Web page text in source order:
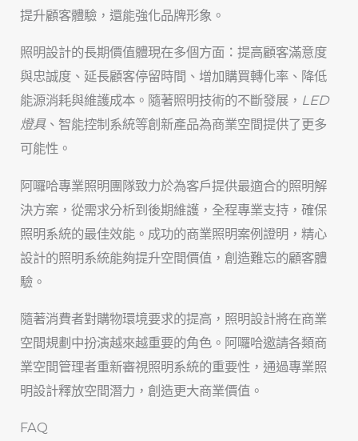
提升顧客體驗，還能強化品牌形象。
照明設計的長期價值體現在多個方面：提高顧客滿意度
與忠誠度、延長顧客停留時間、增加購買轉化率、降低
能源消耗與維護成本。隨著照明技術的不斷發展， LED
燈具、智能控制系統等創新產品為商業空間提供了更多
可能性。
阿囉哈專業照明團隊致力於為客戶提供最適合的照明解
決方案，從需求分析到後期維護，全程專業支持，確保
照明系統的最佳效能。成功的商業照明案例證明，精心
設計的照明系統能夠提升空間價值，創造難忘的顧客體
驗。
隨著消費者對購物環境要求的提高，照明設計將在商業
空間規劃中扮演越來越重要的角色。阿囉哈邀請各類商
業空間管理者重新審視照明系統的重要性，通過專業照
明設計釋放空間潛力，創造更大商業價值。
FAQ